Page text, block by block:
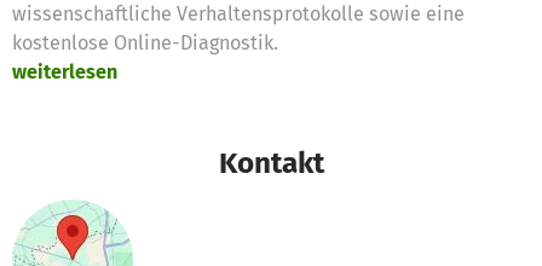
wissenschaftliche Verhaltensprotokolle sowie eine
kostenlose Online-Diagnostik.
weiterlesen
Kontakt